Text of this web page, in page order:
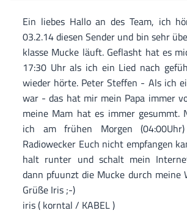
Ein liebes Hallo an des Team, ich
03.2.14 diesen Sender und bin sehr
klasse Mucke läuft. Geflasht hat es
17:30 Uhr als ich ein Lied nach
wieder hörte. Peter Steffen - Als ich
war - das hat mir mein Papa immer
meine Mam hat es immer gesummt.
ich am frühen Morgen
Radiowecker Euch nicht empfangen
halt runter und schalt mein
dann pfuunzt die Mucke durch meine
Grüße Iris ;-)
iris ( korntal / KABEL )